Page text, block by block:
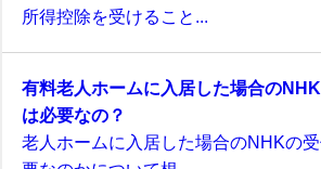
所得控除を受けること...
有料老人ホームに入居した場合の
は必要なの？
老人ホームに入居した場合のNHKの